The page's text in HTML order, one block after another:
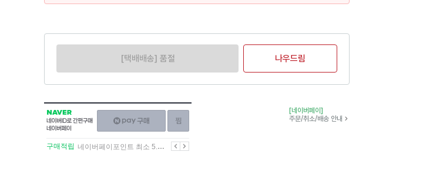
[택배배송] 품절 나우드림
NAVER
네이버
ID로
간편구매
네이버페이
구매하기
이전
구매적립 네이버페이포인트 최소 5.5% 적립 다음
[네이버페이]
주문/취소/배송 안내